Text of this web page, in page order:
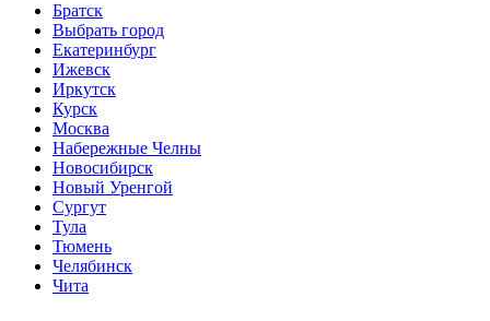
Братск
Выбрать город
Екатеринбург
Ижевск
Иркутск
Курск
Москва
Набережные Челны
Новосибирск
Новый Уренгой
Сургут
Тула
Тюмень
Челябинск
Чита